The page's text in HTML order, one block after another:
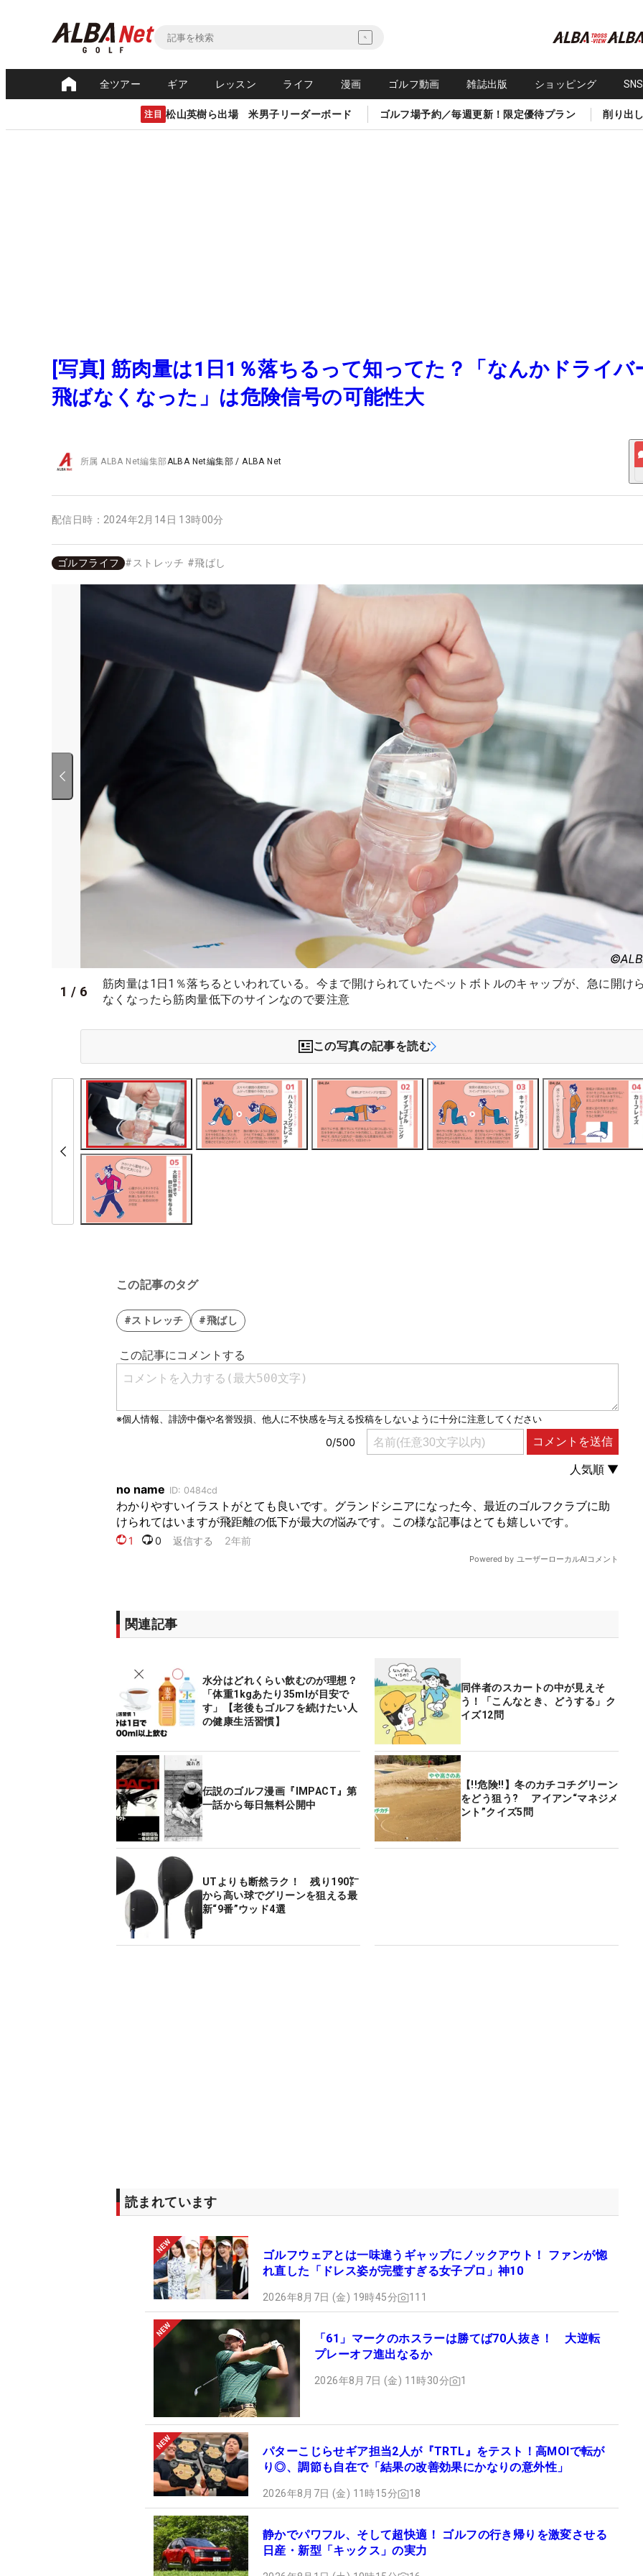
全ツアー ギア レッスン ライフ 漫画 ゴルフ動画 雑誌出版 ショッピング
注目 松山英樹ら出場 米男子リーダーボード ゴルフ場予約／毎週更新！限定優待プラン 削り出
[写真] 筋肉量は1日1％落ちるって知ってた？「なんかドライバ
飛ばなくなった」は危険信号の可能性大
所属ALBA Net編集部ALBA Net編集部 /ALBA Net
配信日時： 2024年2月14日 13時00分
ゴルフライフ #ストレッチ #飛ばし
1 / 6
筋肉量は1日1％落ちるといわれている。今まで開けられていたペットボトルのキャップが、急に開け
なくなったら筋肉量低下のサインなので要注意
この写真の記事を読む
この記事のタグ
#ストレッチ #飛ばし
関連記事
水分はどれくらい飲むのが理想？
「体重1kgあたり35mlが目安で
す」【老後もゴルフを続けたい人
の健康生活習慣】
同伴者のスカートの中が見えそ
う！「こんなとき、どうする」ク
イズ12問
伝説のゴルフ漫画『IMPACT』第
一話から毎日無料公開中
【!!危険!!】冬のカチコチグリーン
をどう狙う? アイアン“マネジメ
ント”クイズ5問
UTよりも断然ラク！ 残り190㍎
から高い球でグリーンを狙える最
新“9番”ウッド4選
読まれています
ゴルフウェアとは一味違うギャップにノックアウト！ ファンが惚
れ直した「ドレス姿が完璧すぎる女子プロ」神10
2026年8月7日 (金) 19時45分 111
「61」マークのホスラーは勝てば70人抜き！ 大逆転
プレーオフ進出なるか
2026年8月7日 (金) 11時30分 1
パターこじらせギア担当2人が『TRTL』をテスト！高MOIで転が
り◎、調節も自在で「結果の改善効果にかなりの意外性」
2026年8月7日 (金) 11時15分 18
静かでパワフル、そして超快適！ ゴルフの行き帰りを激変させる
日産・新型「キックス」の実力